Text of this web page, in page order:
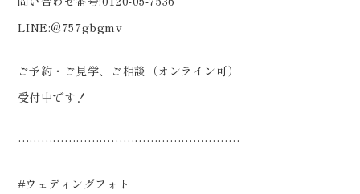
LINE:@757gbgmv
ご予約・ご見学、ご相談（オンライン可）
受付中です！
…………………………………………………
#ウェディングフォト